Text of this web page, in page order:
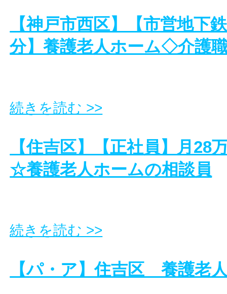
【神戸市西区】【市営地下
分】養護老人ホーム◇介護
続きを読む >>
【住吉区】【正社員】月
☆養護老人ホームの相談員
続きを読む >>
【パ・ア】住吉区 養護老